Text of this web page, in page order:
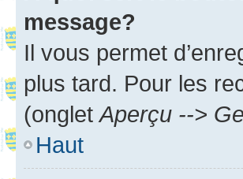
message?
Il vous permet
plus tard. Pour les
(onglet Aperçu -->
Haut